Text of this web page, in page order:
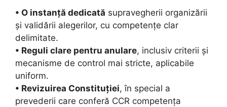
• O instanță dedicată supravegherii organizării
și validării alegerilor, cu competențe clar
delimitate.
• Reguli clare pentru anulare, inclusiv criterii și
mecanisme de control mai stricte, aplicabile
uniform.
• Revizuirea Constituției, în special a
prevederii care conferă CCR competența